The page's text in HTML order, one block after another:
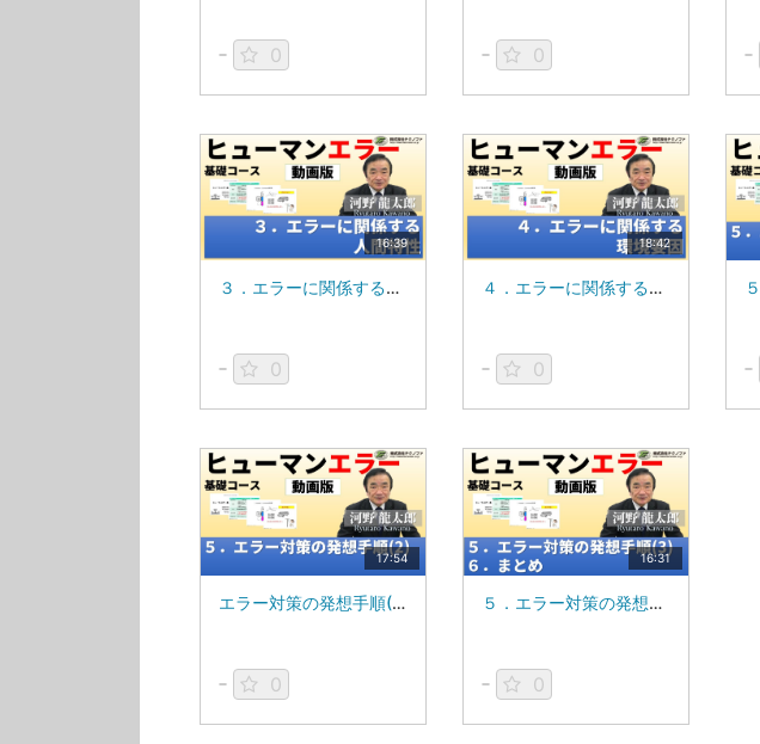
0 0
16:39
３．エラーに関係する人間特性_MS84V
0
18:42
４．エラーに関係する環境要因_MS84V
0
17:54
エラー対策の発想手順(2)_MS84V
0
16:31
５．エラー対策の発想手順(3) ／６．まとめ_MS84V
0